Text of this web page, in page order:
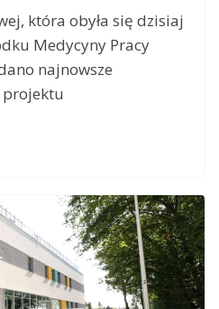
która obyła się dzisiaj
Medycyny Pracy
najnowsze
projektu